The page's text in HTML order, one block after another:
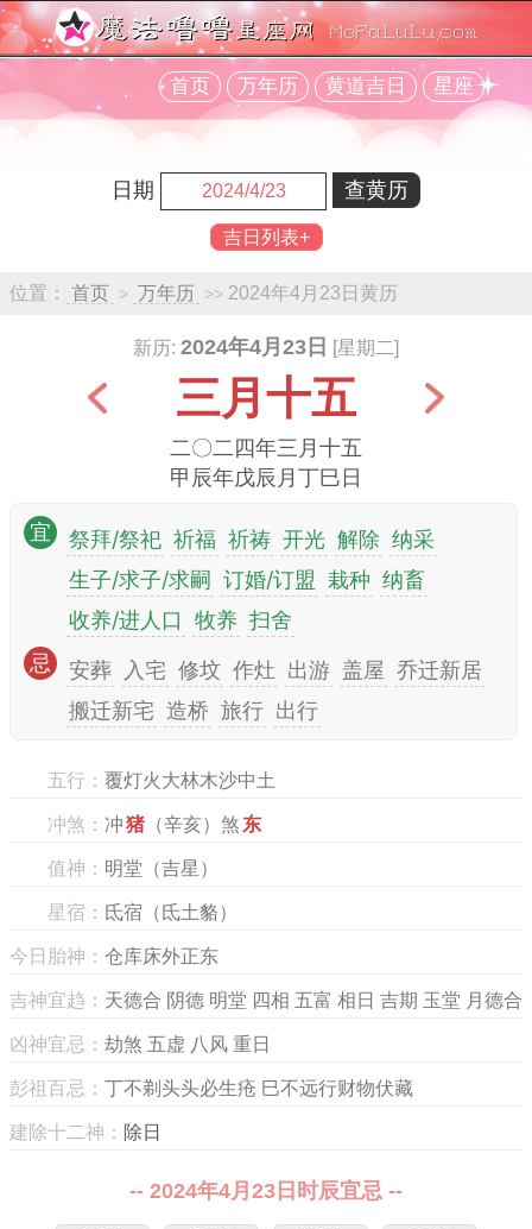
首页 万年历 黄道吉日 星座
日期
吉日列表+
位置： 首页 > 万年历 >> 2024年4月23日黄历
新历: 2024年4月23日 [星期二]
三月十五
二〇二四年三月十五
甲辰年戊辰月丁巳日
宜 祭拜/祭祀 祈福 祈祷 开光 解除 纳采
生子/求子/求嗣 订婚/订盟 栽种 纳畜
收养/进人口
牧养 扫舍
忌 安葬 入宅 修坟 作灶 出游 盖屋 乔迁新居
搬迁新宅 造桥 旅行 出行
五行： 覆灯火大林木沙中土
冲煞： 冲猪（辛亥）煞 东
值神： 明堂（吉星）
星宿： 氐宿（氐土貉）
今日胎神： 仓库床外正东
吉神宜趋： 天德合 阴德 明堂 四相 五富 相日 吉期 玉堂 月德合
凶神宜忌： 劫煞 五虚 八风 重日
彭祖百忌： 丁不剃头头必生疮 巳不远行财物伏藏
建除十二神： 除日
-- 2024年4月23日时辰宜忌 --